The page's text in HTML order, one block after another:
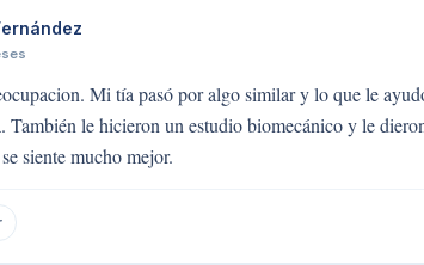
Mi tía pasó por algo similar y lo que le
También le hicieron un estudio biomecánico y le
siente mucho mejor.